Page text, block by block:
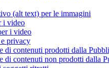
(alt text) per le immagini
i video
i video
privacy
di contenuti prodotti dalla
di contenuti non prodotti dalla